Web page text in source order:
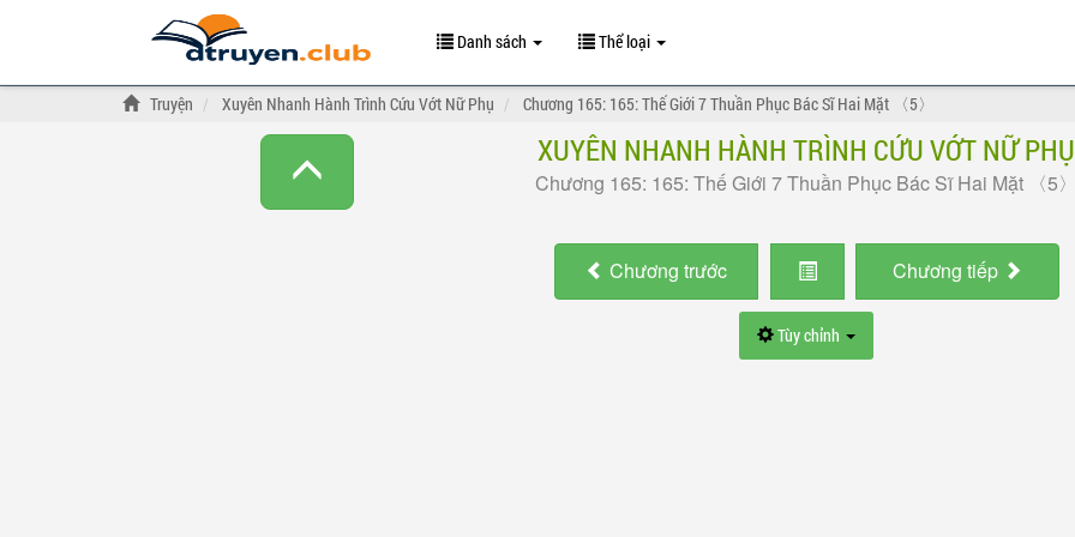
Danh sách Thể loại
Truyện Xuyên Nhanh Hành Trình Cứu Vớt Nữ Phụ Chương 165: 165: Thế Giới 7 Thuần Phục Bác Sĩ Hai Mặt 〈5〉
XUYÊN NHANH HÀNH TRÌNH CỨU VỚT NỮ PHỤ
Chương 165: 165: Thế Giới 7 Thuần Phục Bác Sĩ Hai Mặt 〈5
Chương trước Chương tiếp
Tùy chỉnh